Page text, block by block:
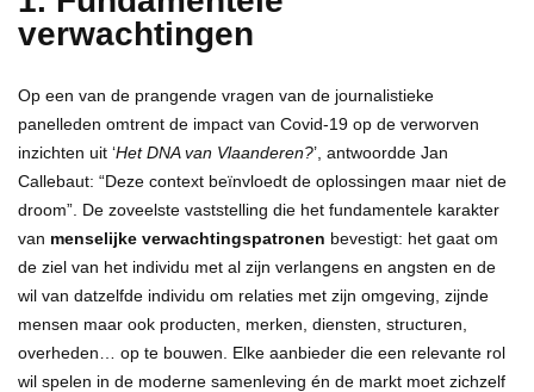
verwachtingen
Op een van de prangende vragen van de journalistieke
panelleden omtrent de impact van Covid-19 op de verworven
inzichten uit ‘Het DNA van Vlaanderen?’, antwoordde Jan
Callebaut: “Deze context beïnvloedt de oplossingen maar niet de
droom”. De zoveelste vaststelling die het fundamentele karakter
van menselijke verwachtingspatronen bevestigt: het gaat om
de ziel van het individu met al zijn verlangens en angsten en de
wil van datzelfde individu om relaties met zijn omgeving, zijnde
mensen maar ook producten, merken, diensten, structuren,
overheden… op te bouwen. Elke aanbieder die een relevante rol
wil spelen in de moderne samenleving én de markt moet zichzelf